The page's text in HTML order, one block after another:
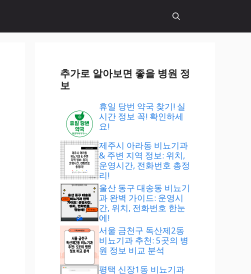
추가로 알아보면 좋을 병원 정
보
휴일 당번 약국 찾기! 실
시간 정보 꼭! 확인하세
요!
제주시 아라동 비뇨기과
& 주변 지역 정보: 위치,
운영시간, 전화번호 총정
리!
울산 동구 대송동 비뇨기
과 완벽 가이드: 운영시
간, 위치, 전화번호 한눈
에!
서울 금천구 독산제2동
비뇨기과 추천: 5곳의 병
원 정보 비교 분석
평택 신장1동 비뇨기과